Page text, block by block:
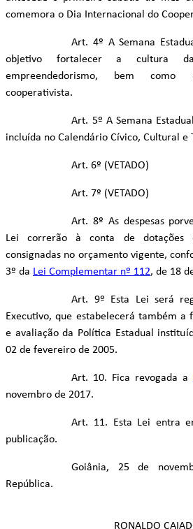
comemora o Dia Internacional do
Art. 4º A Semana
objetivo fortalecer a cultura
empreendedorismo, bem
cooperativista.
Art. 5º A Semana
incluída no Calendário Cívico, Cultural e
Art. 6º (VETADO)
Art. 7º (VETADO)
Art. 8º As despesas
Lei correrão à conta de dotações
consignadas no orçamento vigente,
3º da Lei Complementar nº 112, de 18
Art. 9º Esta Lei será
Executivo, que estabelecerá também
e avaliação da Política Estadual
02 de fevereiro de 2005.
Art. 10. Fica revogada a
novembro de 2017.
Art. 11. Esta Lei entra
publicação.
Goiânia, 25 de
República.
RONALDO